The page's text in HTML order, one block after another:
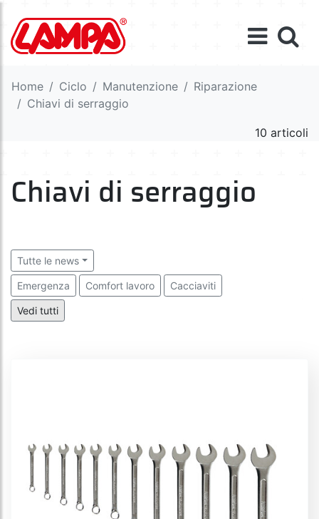
Home Ciclo Manutenzione
Riparazione
Chiavi di serraggio
10 articoli
Chiavi di serraggio
Tutte le news
Emergenza Comfort lavoro Cacciaviti
Chiavi di serraggio
Vedi tutti